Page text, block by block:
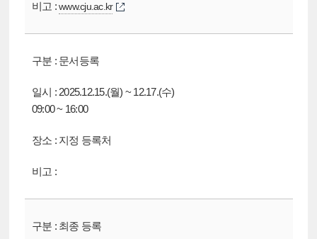
www.cju.ac.kr
문서등록
2025.12.15.(월) ~ 12.17.(수)
09:00 ~ 16:00
지정 등록처
최종 등록